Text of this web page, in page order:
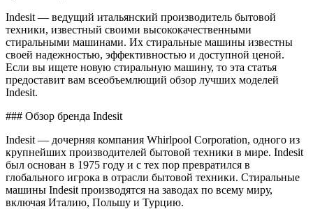
Indesit — ведущий итальянский производитель бытовой
техники, известный своими высококачественными
стиральными машинами. Их стиральные машины известны
своей надежностью, эффективностью и доступной ценой.
Если вы ищете новую стиральную машину, то эта статья
предоставит вам всеобъемлющий обзор лучших моделей
Indesit.
### Обзор бренда Indesit
Indesit — дочерняя компания Whirlpool Corporation, одного из
крупнейших производителей бытовой техники в мире. Indesit
был основан в 1975 году и с тех пор превратился в
глобального игрока в отрасли бытовой техники. Стиральные
машины Indesit производятся на заводах по всему миру,
включая Италию, Польшу и Турцию.